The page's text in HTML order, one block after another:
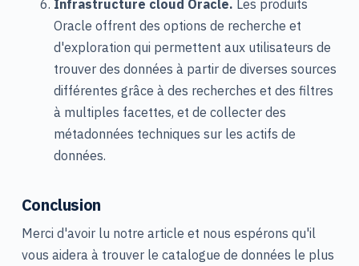
Infrastructure cloud Oracle. Les produits
Oracle offrent des options de recherche et
d'exploration qui permettent aux utilisateurs de
trouver des données à partir de diverses sources
différentes grâce à des recherches et des filtres
à multiples facettes, et de collecter des
métadonnées techniques sur les actifs de
données.
Conclusion
Merci d'avoir lu notre article et nous espérons qu'il
vous aidera à trouver le catalogue de données le plus